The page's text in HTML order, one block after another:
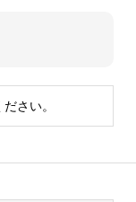
ださい。